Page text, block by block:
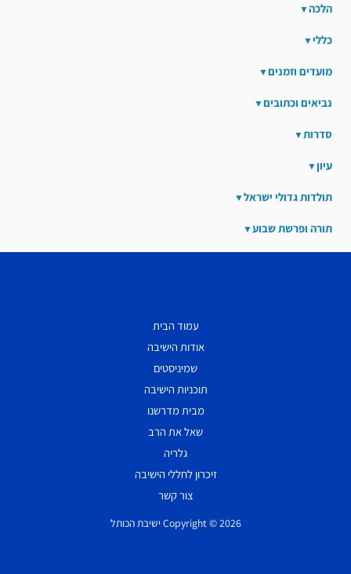
הלכה
כללי
מועדים וזמנים
נביאים וכתובים
סדרות
עיון
תולדות גדולי ישראל
תורה ופרשת שבוע
עמוד הבית
אודות הישיבה
שמיניסטים
תוכניות הישיבה
מבית מדרשנו
שאל את הרב
גלריה
זיכרון לחללי הישיבה
צור קשר
Copyright © 2026 ישיבת הכותל